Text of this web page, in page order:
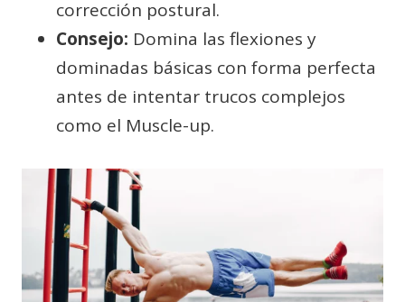
corrección postural.
Consejo: Domina las flexiones y
dominadas básicas con forma perfecta
antes de intentar trucos complejos
como el Muscle-up.